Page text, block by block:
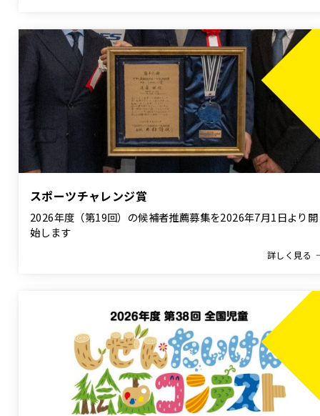
スポーツチャレンジ賞
2026年度（第19回）の候補者推薦募集を2026年7月1日より開
始します
詳しく見る